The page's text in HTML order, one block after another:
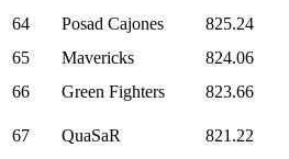
64
Posad Cajones 825.24
65
Mavericks 824.06
66
Green Fighters 823.66
67
QuaSaR 821.22